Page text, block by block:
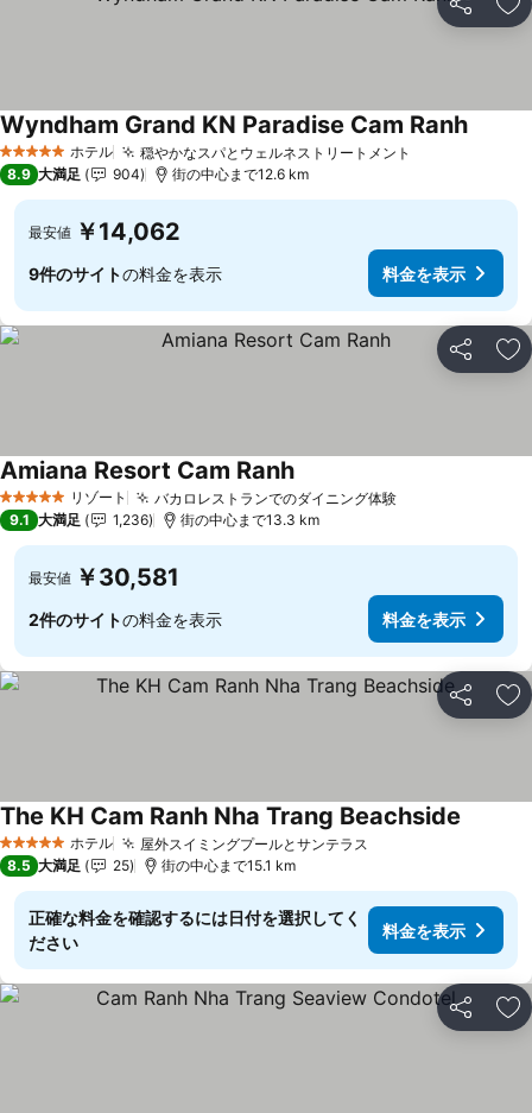
シェア お
5 ホテルのランク
ホテル 穏やかなスパとウェルネストリートメント
Wyndham Grand KN Paradise Cam Ranh料金を
8.9 大満足 904 街の中心まで12.6 km
最安値 ￥14,062
9件のサイトの料金を表示 料金を表示
シェア お
5 ホテルのランク
リゾート バカロレストランでのダイニング体験料金を表示
Amiana Resort Cam Ranh料金を表示
9.1 大満足 1,236 街の中心まで13.3 km
最安値 ￥30,581
2件のサイトの料金を表示 料金を表示
シェア お
5 ホテルのランク
ホテル 屋外スイミングプールとサンテラス
The KH Cam Ranh Nha Trang Beachside
8.5 大満足 25 街の中心まで15.1 km
正確な料金を確認するには日付を選択してく
ださい
料金を表示
シェア お